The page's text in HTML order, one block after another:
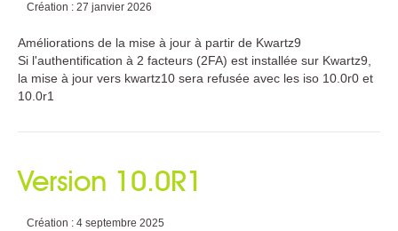
KMC BOX
Plugin KMC pour KWARTZ SERVER
Plugin KMC pour EOLE
PROTEKT BOX
Solution de supervision
Création : 27 janvier 2026
Améliorations de la mise à jour à partir de Kwartz9
Si l'authentification à 2 facteurs (2FA) est installée sur Kwartz9,
la mise à jour vers kwartz10 sera refusée avec les iso 10.0r0 et
10.0r1
Version 10.0R1
Création : 4 septembre 2025